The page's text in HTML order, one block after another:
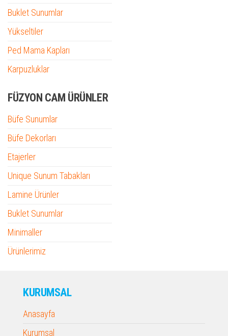
Buklet Sunumlar
Yükseltiler
Ped Mama Kapları
Karpuzluklar
FÜZYON CAM ÜRÜNLER
Büfe Sunumlar
Büfe Dekorları
Etajerler
Unique Sunum Tabakları
Lamine Ürünler
Buklet Sunumlar
Minimaller
Ürünlerimiz
KURUMSAL
Anasayfa
Kurumsal